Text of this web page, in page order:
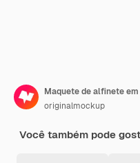
Maquete de alfinete
originalmockup
Você também pode